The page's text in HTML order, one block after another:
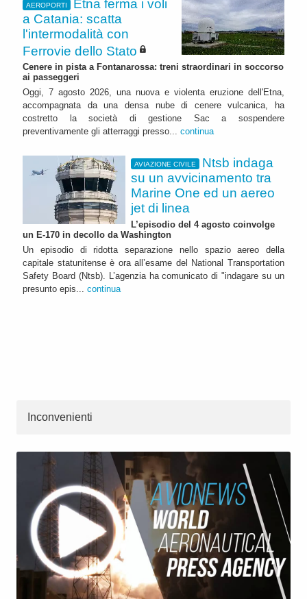
AEROPORTI
Etna ferma i voli
a Catania: scatta
l'intermodalità con
Ferrovie dello Stato
Cenere in pista a Fontanarossa: treni straordinari in soccorso
ai passeggeri
Oggi, 7 agosto 2026, una nuova e violenta eruzione dell'Etna,
accompagnata da una densa nube di cenere vulcanica, ha
costretto la società di gestione Sac a sospendere
preventivamente gli atterraggi presso... continua
AVIAZIONE CIVILE
Ntsb indaga
su un avvicinamento tra
Marine One ed un aereo
jet di linea
L’episodio del 4 agosto coinvolge
un E-170 in decollo da Washington
Un episodio di ridotta separazione nello spazio aereo della
capitale statunitense è ora all’esame del National Transportation
Safety Board (Ntsb). L’agenzia ha comunicato di "indagare su un
presunto epis... continua
Inconvenienti